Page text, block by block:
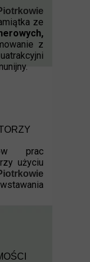
ze
z
prac
użyciu